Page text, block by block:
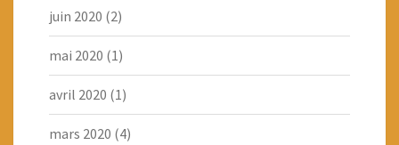
juin 2020 (2)
mai 2020 (1)
avril 2020 (1)
mars 2020 (4)